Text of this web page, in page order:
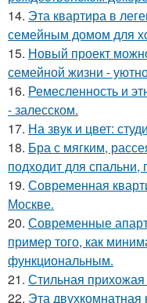
14. Эта квартира в
семейным домом для
15. Новый проект
семейной жизни -
16. Ремесленность и
- залесском.
17. На звук и цвет:
18. Бра с мягким,
подходит для спальни,
19. Современная
Москве.
20. Современные
пример того, как
функциональным.
21. Стильная прихожая
22. Эта